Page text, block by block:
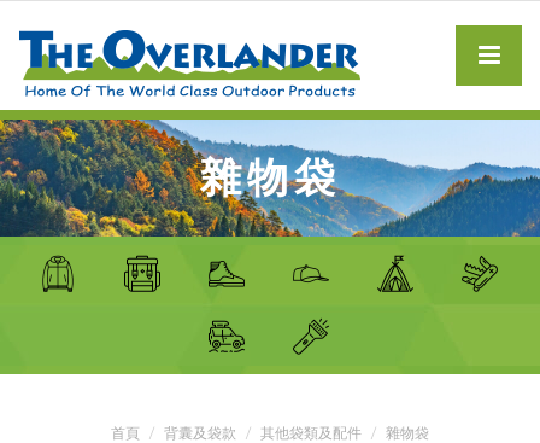
雜物袋
首頁 背囊及袋款 其他袋類及配件 雜物袋